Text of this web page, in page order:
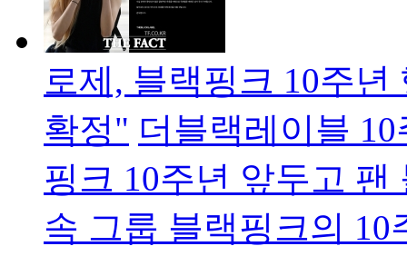
로제, 블랙핑크 10주
확정" 더블랙레이블
핑크 10주년 앞두고
속 그룹 블랙핑크의